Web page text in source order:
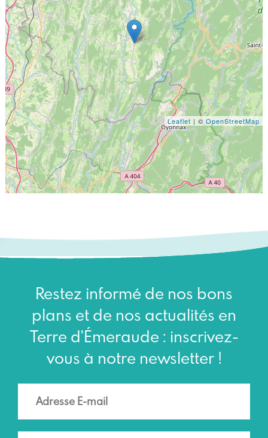
Leaflet | ©OpenStreetMap
Restez informé de nos bons
plans et de nos actualités en
Terre d'Émeraude : inscrivez-
vous à notre newsletter !